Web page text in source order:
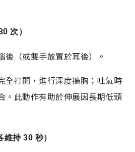
次）
後（或雙手放置於耳後）。
全打開，進行深度擴胸；吐氣時
。此動作有助於伸展因長期低頭
維持 30 秒）